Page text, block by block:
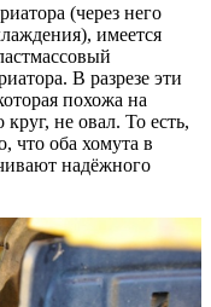
(через него
имеется
В разрезе эти
похожа на
не овал. То есть,
что оба хомута в
надёжного